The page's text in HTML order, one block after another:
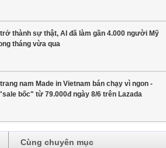
trở thành sự thật, AI đã làm gần 4.000 người Mỹ
tháng vừa qua
nam Made in Vietnam bán chạy vì ngon -
bốc" từ 79.000đ ngày 8/6 trên Lazada
Cùng chuyên mục